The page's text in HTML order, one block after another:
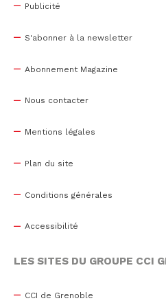
Publicité
S'abonner à la newsletter
Abonnement Magazine
Nous contacter
Mentions légales
Plan du site
Conditions générales
Accessibilité
LES SITES DU GROUPE CCI
CCI de Grenoble